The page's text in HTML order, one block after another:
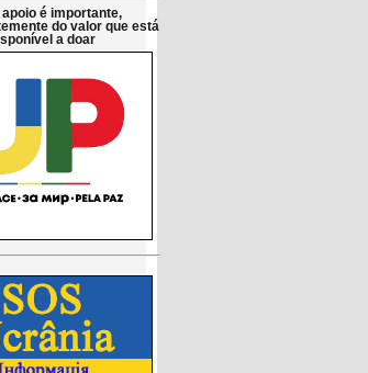
apoio é importante,
do valor que está
a doar